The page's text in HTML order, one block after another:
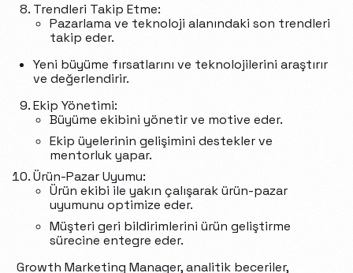
Trendleri Takip Etme:
Pazarlama ve teknoloji alanındaki son trendleri
takip eder.
Yeni büyüme fırsatlarını ve teknolojilerini araştırır
ve değerlendirir.
Ekip Yönetimi:
Büyüme ekibini yönetir ve motive eder.
Ekip üyelerinin gelişimini destekler ve
mentorluk yapar.
Ürün-Pazar Uyumu:
Ürün ekibi ile yakın çalışarak ürün-pazar
uyumunu optimize eder.
Müşteri geri bildirimlerini ürün geliştirme
sürecine entegre eder.
Growth Marketing Manager, analitik beceriler,